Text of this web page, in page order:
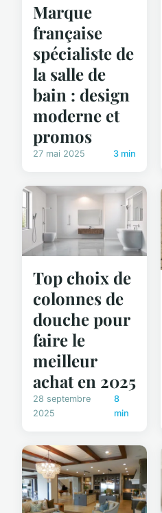
Marque
française
spécialiste de
la salle de
bain : design
moderne et
promos
27 mai 2025 3 min
Top choix de
colonnes de
douche pour
faire le
meilleur
achat en 2025
28 septembre
2025
8
min